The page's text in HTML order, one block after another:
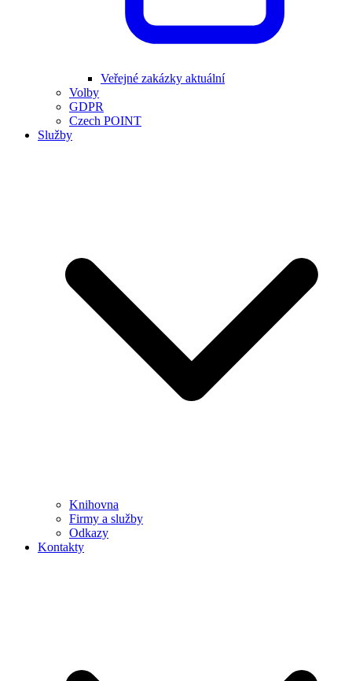
Veřejné zakázky aktuální
Volby
GDPR
Czech POINT
Služby
Knihovna
Firmy a služby
Odkazy
Kontakty